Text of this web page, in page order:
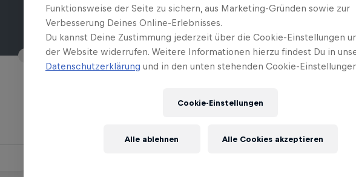
Funktionsweise der Seite zu sichern, aus Marketing-Gründen sowie zur
Verbesserung Deines Online-Erlebnisses.
Du kannst Deine Zustimmung jederzeit über die Cookie-Einstellungen
der Website widerrufen. Weitere Informationen hierzu findest Du in
Datenschutzerklärung und in den unten stehenden Cookie-
Cookie-Einstellungen
Alle ablehnen Alle Cookies akzeptieren